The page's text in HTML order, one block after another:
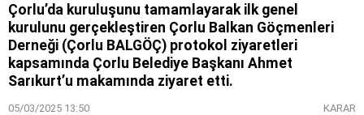
Çorlu’da kuruluşunu tamamlayarak ilk genel
kurulunu gerçekleştiren Çorlu Balkan Göçmenleri
Derneği (Çorlu BALGÖÇ) protokol ziyaretleri
kapsamında Çorlu Belediye Başkanı Ahmet
Sarıkurt’u makamında ziyaret etti.
05/03/2025 13:50 KARAR